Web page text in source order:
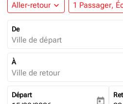
Aller-retour expand_more 1 Passager,
De
Ville de départ
À
Ville de retour
Départ
today